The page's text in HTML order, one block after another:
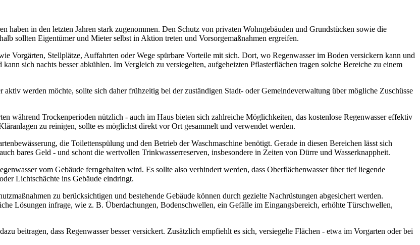
haben in den letzten Jahren stark zugenommen. Den Schutz von privaten Wohngebäuden und Grundstücken sowie die
sollten Eigentümer und Mieter selbst in Aktion treten und Vorsorgemaßnahmen ergreifen.
Vorgärten, Stellplätze, Auffahrten oder Wege spürbare Vorteile mit sich. Dort, wo Regenwasser im Boden versickern kann und
sich nachts besser abkühlen. Im Vergleich zu versiegelten, aufgeheizten Pflasterflächen tragen solche Bereiche zu einem
werden möchte, sollte sich daher frühzeitig bei der zuständigen Stadt- oder Gemeindeverwaltung über mögliche Zuschüsse
während Trockenperioden nützlich - auch im Haus bieten sich zahlreiche Möglichkeiten, das kostenlose Regenwasser effektiv
zu reinigen, sollte es möglichst direkt vor Ort gesammelt und verwendet werden.
die Toilettenspülung und den Betrieb der Waschmaschine benötigt. Gerade in diesen Bereichen lässt sich
bares Geld - und schont die wertvollen Trinkwasserreserven, insbesondere in Zeiten von Dürre und Wasserknappheit.
vom Gebäude ferngehalten wird. Es sollte also verhindert werden, dass Oberflächenwasser über tief liegende
Lichtschächte ins Gebäude eindringt.
zu berücksichtigen und bestehende Gebäude können durch gezielte Nachrüstungen abgesichert werden.
Lösungen infrage, wie z. B. Überdachungen, Bodenschwellen, ein Gefälle im Eingangsbereich, erhöhte Türschwellen,
beitragen, dass Regenwasser besser versickert. Zusätzlich empfiehlt es sich, versiegelte Flächen - etwa im Vorgarten oder bei